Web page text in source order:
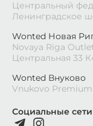
Социальные сети
Центральный
Ленинградское
Wonted Новая
Novaya Riga
Центральная 33
Wonted Внуково
Vnukovo